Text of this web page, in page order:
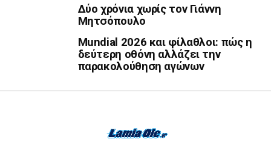
Δύο χρόνια χωρίς τον Γιάννη
Μητσόπουλο
Mundial 2026 και φίλαθλοι: πώς η
δεύτερη οθόνη αλλάζει την
παρακολούθηση αγώνων